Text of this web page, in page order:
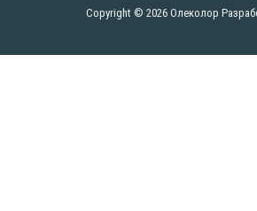
Copyright © 2026 Олеколор